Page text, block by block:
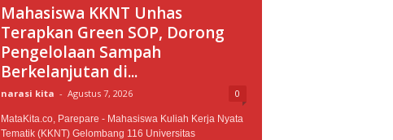
Mahasiswa KKNT Unhas
Terapkan Green SOP, Dorong
Pengelolaan Sampah
Berkelanjutan di...
narasi kita - Agustus 7, 2026 0
MataKita.co, Parepare - Mahasiswa Kuliah Kerja Nyata
Tematik (KKNT) Gelombang 116 Universitas